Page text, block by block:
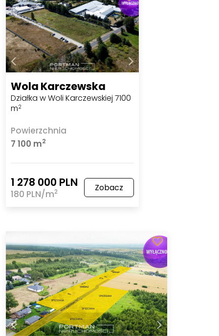
Wola Karczewska
Działka w Woli Karczewskiej 7100
m2
Powierzchnia
7 100 m2
1 278 000 PLN
180 PLN/m2 Zobacz